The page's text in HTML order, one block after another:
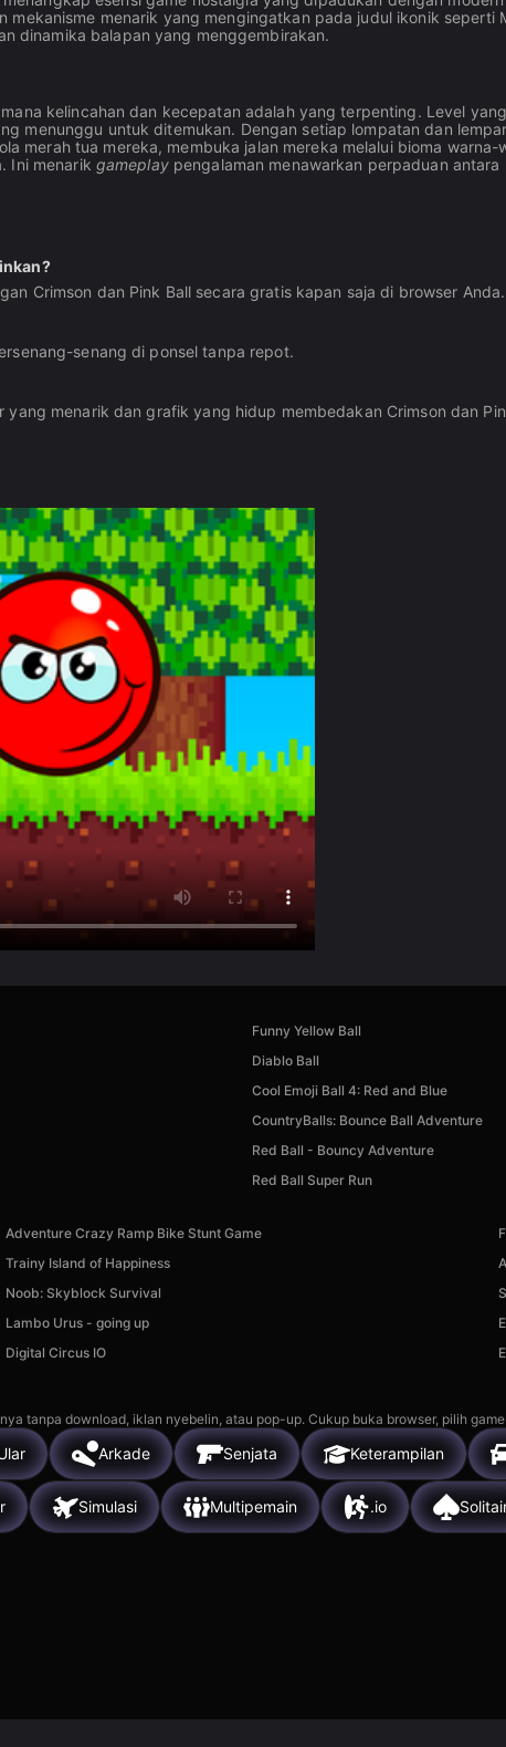
menarik yang mengingatkan pada judul ikonik seperti
dinamika balapan yang menggembirakan.
kelincahan dan kecepatan adalah yang terpenting. Level yang
menunggu untuk ditemukan. Dengan setiap lompatan dan
merah tua mereka, membuka jalan mereka melalui bioma warna-
Ini menarik gameplaypengalaman menawarkan perpaduan antara
Crimson dan Pink Ball secara gratis kapan saja di browser Anda.
senang di ponsel tanpa repot.
menarik dan grafik yang hidup membedakan Crimson dan
Funny Yellow Ball
Diablo Ball
Cool Emoji Ball 4: Red and Blue
CountryBalls: Bounce Ball Adventure
Red Ball - Bouncy Adventure
Red Ball Super Run
Adventure Crazy Ramp Bike Stunt Game
Trainy Island of Happiness
Noob: Skyblock Survival
Lambo Urus - going up
Digital Circus IO
tanpa download, iklan nyebelin, atau pop-up. Cukup buka browser, pilih
Arkade Senjata Keterampilan
Simulasi Multipemain .io